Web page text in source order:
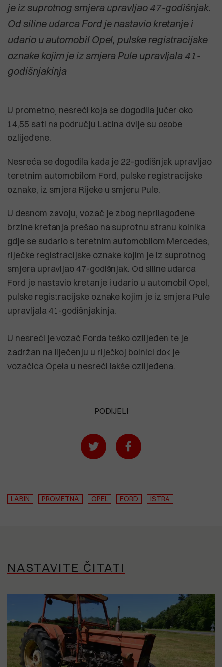
je iz suprotnog smjera upravljao 47-godišnjak.
Od siline udarca Ford je nastavio kretanje i
udario u automobil Opel, pulske registracijske
oznake kojim je iz smjera Pule upravljala 41-
godišnjakinja
U prometnoj nesreći koja se dogodila jučer oko
14,55 sati na području Labina dvije su osobe
ozlijeđene.
Nesreća se dogodila kada je 22-godišnjak upravljao
teretnim automobilom Ford, pulske registracijske
oznake, iz smjera Rijeke u smjeru Pule.
U desnom zavoju, vozač je zbog neprilagođene
brzine kretanja prešao na suprotnu stranu kolnika
gdje se sudario s teretnim automobilom Mercedes,
riječke registracijske oznake kojim je iz suprotnog
smjera upravljao 47-godišnjak. Od siline udarca
Ford je nastavio kretanje i udario u automobil Opel,
pulske registracijske oznake kojim je iz smjera Pule
upravljala 41-godišnjakinja.
U nesreći je vozač Forda teško ozlijeđen te je
zadržan na liječenju u riječkoj bolnici dok je
vozačica Opela u nesreći lakše ozlijeđena.
PODIJELI
LABIN PROMETNA OPEL FORD ISTRA
NASTAVITE ČITATI